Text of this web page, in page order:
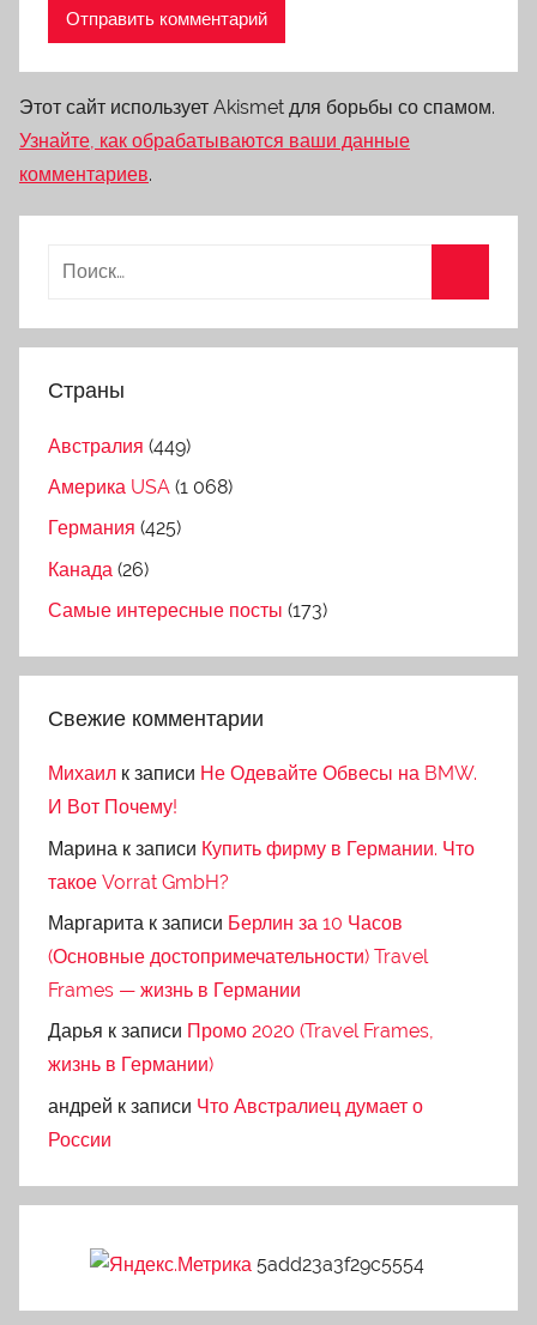
Этот сайт использует Akismet для борьбы со спамом.
Узнайте, как обрабатываются ваши данные
комментариев.
Страны
Австралия (449)
Америка USA (1 068)
Германия (425)
Канада (26)
Самые интересные посты (173)
Свежие комментарии
Михаил к записи Не Одевайте Обвесы на BMW.
И Вот Почему!
Марина к записи Купить фирму в Германии. Что
такое Vorrat GmbH?
Маргарита к записи Берлин за 10 Часов
(Основные достопримечательности) Travel
Frames — жизнь в Германии
Дарья к записи Промо 2020 (Travel Frames,
жизнь в Германии)
андрей к записи Что Австралиец думает о
России
5add23a3f29c5554